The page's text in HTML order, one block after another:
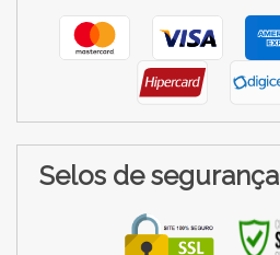
Selos de segurança